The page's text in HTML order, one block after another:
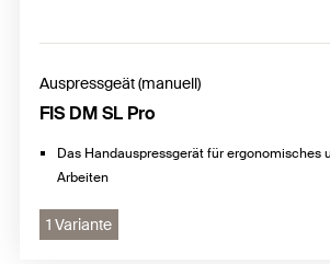
Auspressgeät (manuell)
FIS DM SL Pro
Das Handauspressgerät für ergonomisches
Arbeiten
1 Variante